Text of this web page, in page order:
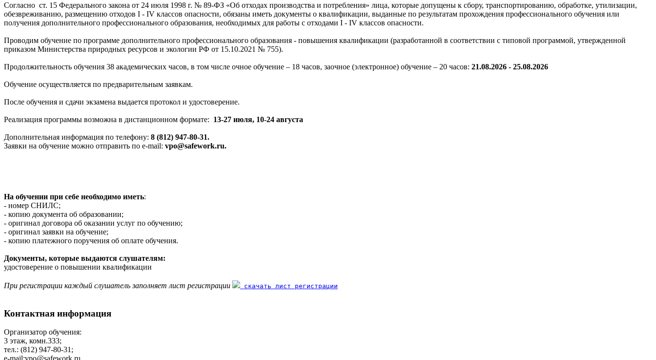
Согласно ст. 15 Федерального закона от 24 июля 1998 г. № 89-ФЗ «Об отходах производства и потребления» лица, которые допущены к сбору, транспортированию, обработке, утилизации,
обезвреживанию, размещению отходов I - IV классов опасности, обязаны иметь документы о квалификации, выданные по результатам прохождения профессионального обучения или
получения дополнительного профессионального образования, необходимых для работы с отходами I - IV классов опасности.
Проводим обучение по программе дополнительного профессионального образования - повышения квалификации (разработанной в соответствии с типовой программой, утвержденной
приказом Министерства природных ресурсов и экологии РФ от 15.10.2021 № 755).
Продолжительность обучения 38 академических часов, в том числе очное обучение – 18 часов, заочное (электронное) обучение – 20 часов: 21.08.2026 - 25.08.2026
Обучение осуществляется по предварительным заявкам.
После обучения и сдачи экзамена выдается протокол и удостоверение.
Реализация программы возможна в дистанционном формате: 13-27 июля, 10-24 августа
Дополнительная информация по телефону: 8 (812) 947-80-31.
Заявки на обучение можно отправить по e-mail: vpo@safework.ru.
На обучении при себе необходимо иметь:
- номер СНИЛС;
- копию документа об образовании;
- оригинал договора об оказании услуг по обучению;
- оригинал заявки на обучение;
- копию платежного поручения об оплате обучения.
Документы, которые выдаются слушателям:
удостоверение о повышении квалификации
При регистрации каждый слушатель заполняет лист регистрации скачать лист регистрации
Контактная информация
Организатор обучения:
3 этаж, комн.333;
тел.: (812) 947-80-31;